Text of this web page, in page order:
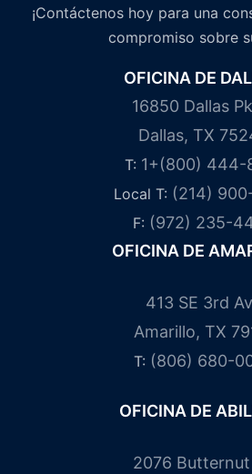
¡Contáctenos hoy para una
compromiso sobre
OFICINA DE
16850 Dallas
Dallas, TX
T: 1+(800) 444-
Local T: (214)
F: (972) 235-
OFICINA DE
413 SE 3rd
Amarillo, TX
T: (806) 680-
OFICINA DE
2076